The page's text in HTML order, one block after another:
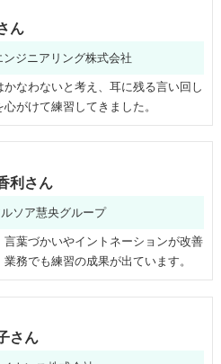
ん
ンジニアリング株式会社
かなわないと考え、耳に残る言い回し
がけて練習してきました。
利さん
ソア慧央グループ
言葉づかいやイントネーションが改善
務でも練習の成果が出ています。
さん